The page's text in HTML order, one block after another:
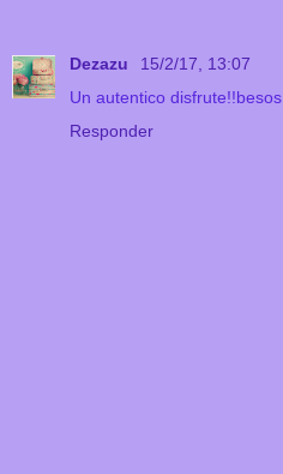
Dezazu
15/2/17, 13:07
Un autentico disfrute!!besos
Responder